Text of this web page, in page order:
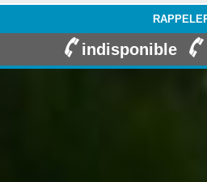
indisponible